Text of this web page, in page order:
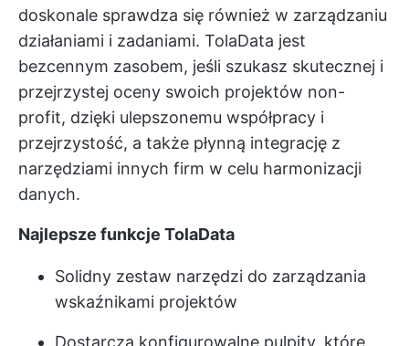
doskonale sprawdza się również w zarządzaniu
działaniami i zadaniami. TolaData jest
bezcennym zasobem, jeśli szukasz skutecznej i
przejrzystej oceny swoich projektów non-
profit, dzięki ulepszonemu współpracy i
przejrzystość, a także płynną integrację z
narzędziami innych firm w celu harmonizacji
danych.
Najlepsze funkcje TolaData
Solidny zestaw narzędzi do zarządzania
wskaźnikami projektów
Dostarcza konfigurowalne pulpity, które